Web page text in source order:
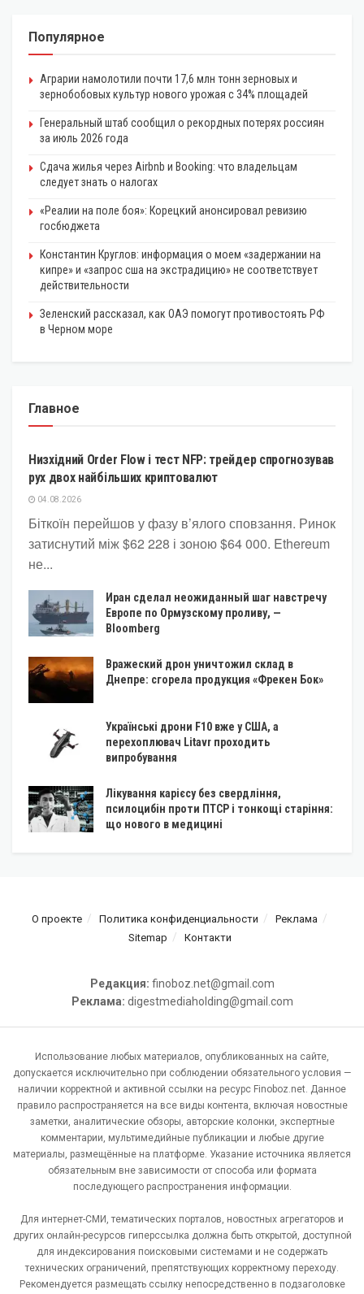
Популярное
Аграрии намолотили почти 17,6 млн тонн зерновых и
зернобобовых культур нового урожая с 34% площадей
Генеральный штаб сообщил о рекордных потерях россиян
за июль 2026 года
Сдача жилья через Airbnb и Booking: что владельцам
следует знать о налогах
«Реалии на поле боя»: Корецкий анонсировал ревизию
госбюджета
Константин Круглов: информация о моем «задержании на
кипре» и «запрос сша на экстрадицию» не соответствует
действительности
Зеленский рассказал, как ОАЭ помогут противостоять РФ
в Черном море
Главное
КРИПТОВАЛЮТА
Низхідний Order Flow і тест NFP: трейдер спрогнозував
рух двох найбільших криптовалют
04.08.2026
Біткоїн перейшов у фазу в’ялого сповзання. Ринок
затиснутий між $62 228 і зоною $64 000. Ethereum
не...
Иран сделал неожиданный шаг навстречу
Европе по Ормузскому проливу, —
Bloomberg
Вражеский дрон уничтожил склад в
Днепре: сгорела продукция «Фрекен Бок»
Українські дрони F10 вже у США, а
перехоплювач Litavr проходить
випробування
Лікування карієсу без свердління,
псилоцибін проти ПТСР і тонкощі старіння:
що нового в медицині
О проекте Политика конфиденциальности
Реклама
Sitemap
Контакти
Редакция: finoboz.net@gmail.com
Реклама: digestmediaholding@gmail.com
Использование любых материалов, опубликованных на сайте,
допускается исключительно при соблюдении обязательного условия —
наличии корректной и активной ссылки на ресурс Finoboz.net. Данное
правило распространяется на все виды контента, включая новостные
заметки, аналитические обзоры, авторские колонки, экспертные
комментарии, мультимедийные публикации и любые другие
материалы, размещённые на платформе. Указание источника является
обязательным вне зависимости от способа или формата
последующего распространения информации.
Для интернет-СМИ, тематических порталов, новостных агрегаторов и
других онлайн-ресурсов гиперссылка должна быть открытой, доступной
для индексирования поисковыми системами и не содержать
технических ограничений, препятствующих корректному переходу.
Рекомендуется размещать ссылку непосредственно в подзаголовке